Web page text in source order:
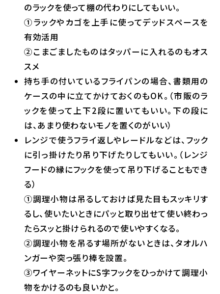
のラックを使って棚の代わりにしてもいい。
①ラックやカゴを上手に使ってデッドスペースを
有効活用
②こまごましたものはタッパーに入れるのもオス
スメ
持ち手の付いているフライパンの場合、書類用の
ケースの中に立てかけておくのもOK。（市販のラ
ックを使って上下2段に置いてもいい。下の段に
は、あまり使わないモノを置くのがいい）
レンジで使うフライ返しやレードルなどは、フック
に引っ掛けたり吊り下げたりしてもいい。（レンジ
フードの縁にフックを使って吊り下げることもでき
る）
①調理小物は吊るしておけば見た目もスッキリす
るし、使いたいときにパッと取り出せて使い終わっ
たらスッと掛けられるので使いやすくなる。
②調理小物を吊るす場所がないときは、タオルハ
ンガーや突っ張り棒を設置。
③ワイヤーネットにS字フックをひっかけて調理小
物をかけるのも良いかと。